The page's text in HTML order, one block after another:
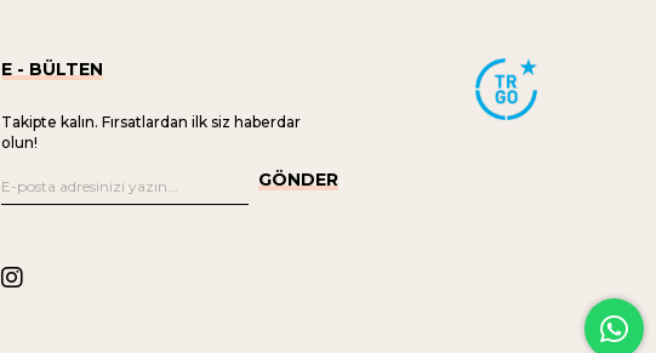
E - BÜLTEN
Takipte kalın. Fırsatlardan ilk siz haberdar
olun!
GÖNDER